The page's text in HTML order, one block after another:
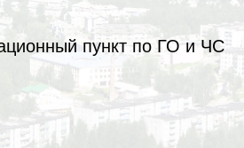
пункт по ГО и ЧС